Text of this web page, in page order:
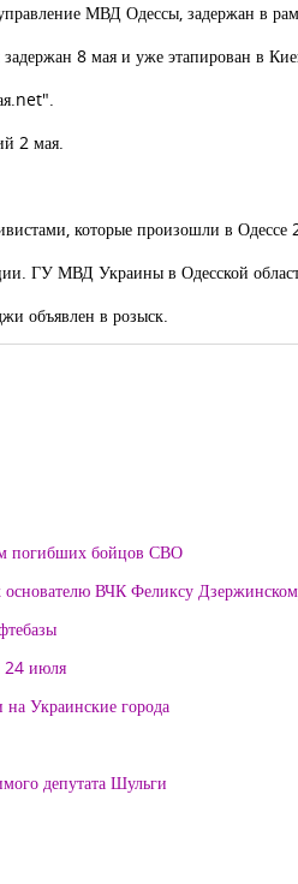
МВД Одессы, задержан в
8 мая и уже этапирован в
2 мая.
которые произошли в Одессе
ГУ МВД Украины в Одесской
объявлен в розыск.
погибших бойцов СВО
основателю ВЧК Феликсу
24 июля
на Украинские города
депутата Шульги